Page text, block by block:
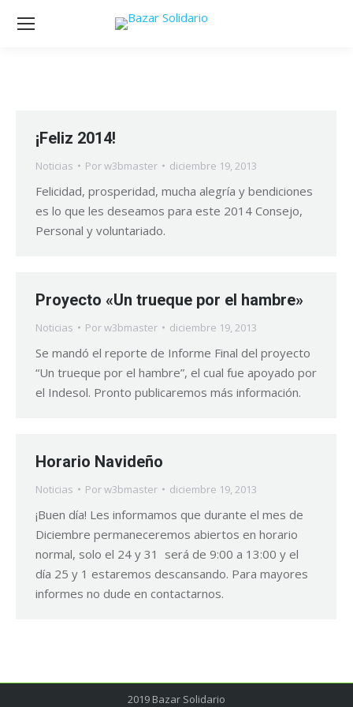
¡Feliz 2014!
Noticias Porw3bmaster diciembre 19, 2013
Felicidad, prosperidad, mucha alegría y bendiciones
es lo que les deseamos para este 2014 Consejo,
Personal y voluntariado.
Proyecto «Un trueque por el hambre»
Noticias Porw3bmaster diciembre 19, 2013
Se mandó el reporte de Informe Final del proyecto
“Un trueque por el hambre”, el cual fue apoyado por
el Indesol. Pronto publicaremos más información.
Horario Navideño
Noticias Porw3bmaster diciembre 19, 2013
¡Buen día! Les informamos que durante el mes de
Diciembre permaneceremos abiertos en horario
normal, solo el 24 y 31 será de 9:00 a 13:00 y el
día 25 y 1 estaremos descansando. Para mayores
informes no dude en contactarnos.
2019 Bazar Solidario